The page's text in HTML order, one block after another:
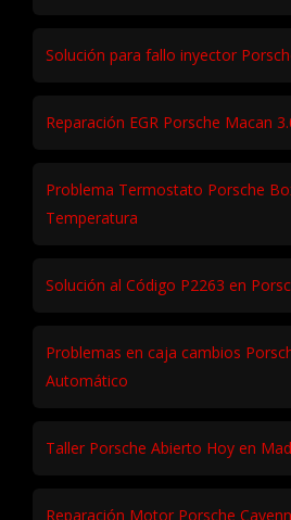
Solución para fallo inyector
Reparación EGR Porsche Macan
Problema Termostato Porsche
Temperatura
Solución al Código P2263 en
Problemas en caja cambios
Automático
Taller Porsche Abierto Hoy en
Reparación Motor Porsche